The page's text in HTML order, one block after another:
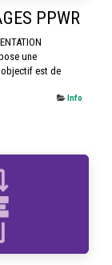
PPWR
une
est de
Info